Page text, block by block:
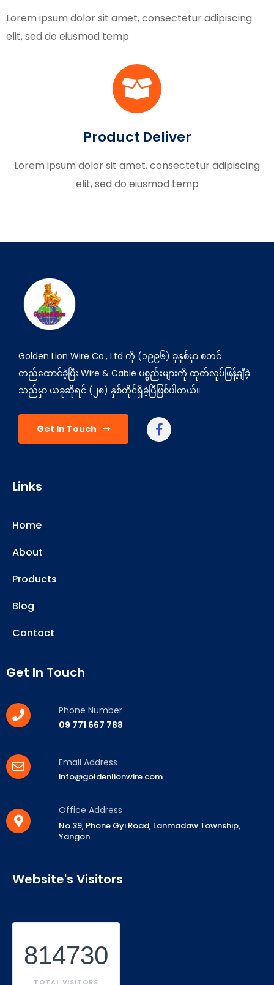
Lorem ipsum dolor sit amet, consectetur adipiscing
elit, sed do eiusmod temp
Product Deliver
Lorem ipsum dolor sit amet, consectetur adipiscing
elit, sed do eiusmod temp
Golden Lion Wire Co., Ltd ကို (၁၉၉၆) ခုနှစ်မှာ စတင်
တည်ထောင်ခဲ့ပြီး Wire & Cable ပစ္စည်းများကို ထုတ်လုပ်ဖြန့်ချီခဲ့
သည်မှာ ယခုဆိုရင် (၂၈) နှစ်တိုင်ရှိခဲ့ပြီဖြစ်ပါတယ်။
Get In Touch
Links
Home
About
Products
Blog
Contact
Get In Touch
Phone Number
09 771 667 788
Email Address
info@goldenlionwire.com
Office Address
No.39, Phone Gyi Road, Lanmadaw Township,
Yangon.
Website's Visitors
814730
TOTAL VISITORS